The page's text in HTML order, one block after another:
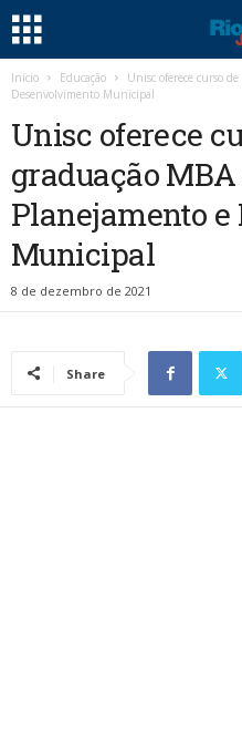
Início Educação
Unisc oferece curso
Desenvolvimento Municipal
Unisc oferece
graduação
Planejamento
Municipal
8 de dezembro de 2021
Share